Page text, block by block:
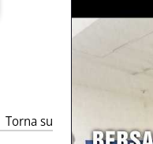
Torna su